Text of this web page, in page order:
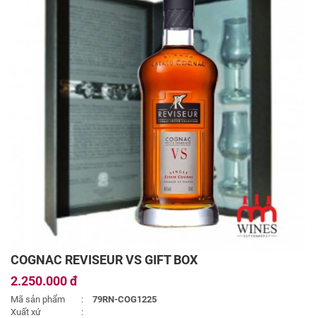
COGNAC REVISEUR VS GIFT BOX
2.250.000 đ
Mã sản phẩm :
79RN-COG1225
Xuất xứ
: